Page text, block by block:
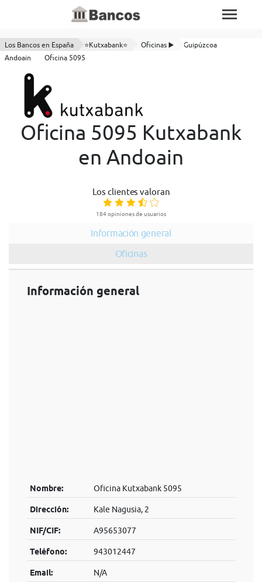
Los Bancos en España ⭐Kutxabank⭐ Oficinas ▶️
Guipúzcoa
Andoain
Oficina 5095
Oficina 5095 Kutxabank
en Andoain
Los clientes valoran
184 opiniones de usuarios
Información general
Oficinas
Información general
Nombre: Oficina Kutxabank 5095
Dirección: Kale Nagusia, 2
NIF/CIF: A95653077
Teléfono: 943012447
Email: N/A